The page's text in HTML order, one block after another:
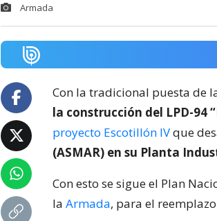
Armada
Con la tradicional puesta de
la construcción del LPD-94
proyecto Escotillón IVque
(ASMAR) en su Planta
Con esto se sigue el Plan
la Armada, para el